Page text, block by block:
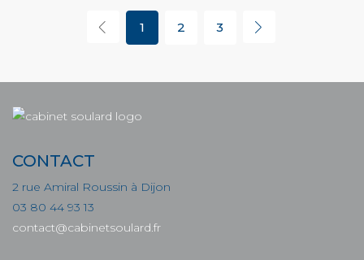
1 2 3
CONTACT
2 rue Amiral Roussin à Dijon
03 80 44 93 13
contact@cabinetsoulard.fr